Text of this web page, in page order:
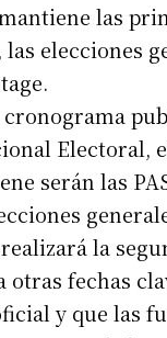
las
elecciones
cronograma
Electoral,
serán las
la
otras fechas
y que las